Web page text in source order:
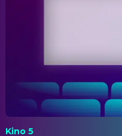
Kino 5